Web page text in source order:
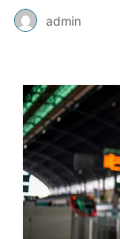
admin